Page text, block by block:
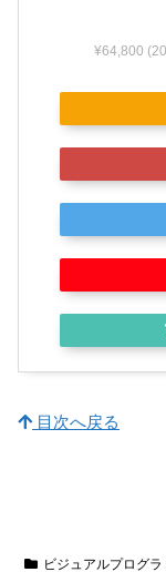
¥64,800
目次へ戻る
ビジュアルプログ